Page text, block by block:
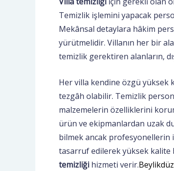
Temizlik işlemini yapacak
Mekânsal detaylara hâkim
yürütmelidir. Villanın her bir
temizlik gerektiren alanların,
Her villa kendine özgü yüksek
tezgâh olabilir. Temizlik
malzemelerin özelliklerini
ürün ve ekipmanlardan uzak
bilmek ancak profesyonellerin
tasarruf edilerek yüksek kalite
temizliği hizmeti verir.